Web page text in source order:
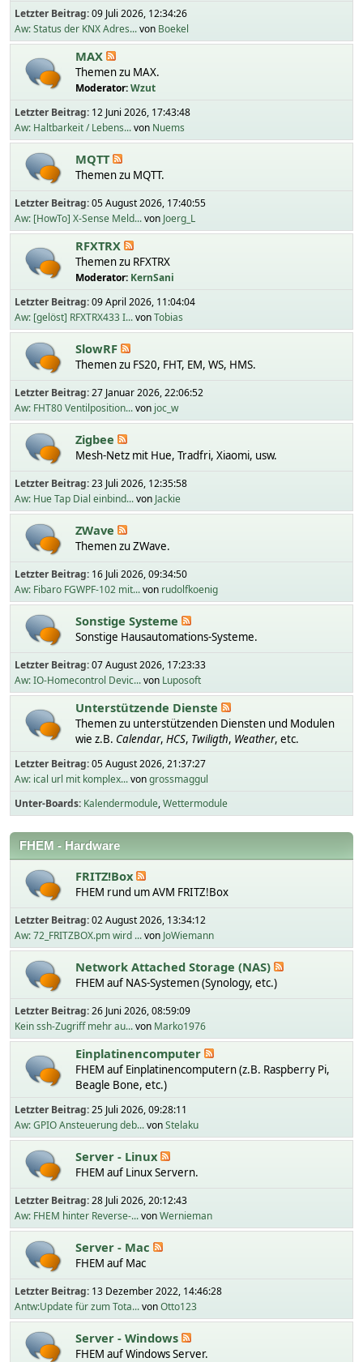
Letzter Beitrag:09 Juli 2026, 12:34:26
Aw: Status der KNX Adres...von Boekel
MAX
Themen zu MAX.
Moderator:Wzut
Letzter Beitrag: 12 Juni 2026, 17:43:48
Aw: Haltbarkeit / Lebens...von Nuems
MQTT
Themen zu MQTT.
Letzter Beitrag:05 August 2026, 17:40:55
Aw: [HowTo] X-Sense Meld...von Joerg_L
RFXTRX
Themen zu RFXTRX
Moderator: KernSani
Letzter Beitrag:09 April 2026, 11:04:04
Aw: [gelöst] RFXTRX433 I...vonTobias
SlowRF
Themen zu FS20, FHT, EM, WS, HMS.
Letzter Beitrag:27 Januar 2026, 22:06:52
Aw: FHT80 Ventilposition...von joc_w
Zigbee
Mesh-Netz mit Hue, Tradfri, Xiaomi, usw.
Letzter Beitrag:23 Juli 2026, 12:35:58
Aw: Hue Tap Dial einbind...von Jackie
ZWave
Themen zu ZWave.
Letzter Beitrag: 16 Juli 2026, 09:34:50
Aw: Fibaro FGWPF-102 mit...von rudolfkoenig
Sonstige Systeme
Sonstige Hausautomations-Systeme.
Letzter Beitrag:07 August 2026, 17:23:33
Aw: IO-Homecontrol Devic...von Luposoft
Unterstützende Dienste
Themen zu unterstützenden Diensten und Modulen
wie z.B. Calendar, HCS, Twiligth, Weather, etc.
Letzter Beitrag:05 August 2026, 21:37:27
Aw: ical url mit komplex...vongrossmaggul
Unter-Boards Kalendermodule Wettermodule
FHEM - Hardware
FRITZ!Box
FHEM rund um AVM FRITZ!Box
Letzter Beitrag:02 August 2026, 13:34:12
Aw: 72_FRITZBOX.pm wird ...von JoWiemann
Network Attached Storage (NAS)
FHEM auf NAS-Systemen (Synology, etc.)
Letzter Beitrag:26 Juni 2026, 08:59:09
Kein ssh-Zugriff mehr au...von Marko1976
Einplatinencomputer
FHEM auf Einplatinencomputern (z.B. Raspberry Pi,
Beagle Bone, etc.)
Letzter Beitrag:25 Juli 2026, 09:28:11
Aw: GPIO Ansteuerung deb...vonStelaku
Server - Linux
FHEM auf Linux Servern.
Letzter Beitrag:28 Juli 2026, 20:12:43
Aw: FHEM hinter Reverse-...vonWernieman
Server - Mac
FHEM auf Mac
Letzter Beitrag: 13 Dezember 2022, 14:46:28
Antw:Update für zum Tota...vonOtto123
Server - Windows
FHEM auf Windows Server.